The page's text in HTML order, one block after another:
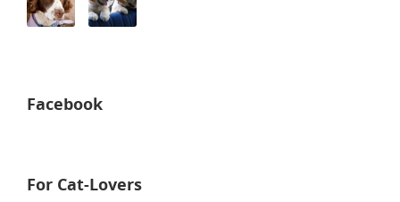
Facebook
For Cat-Lovers